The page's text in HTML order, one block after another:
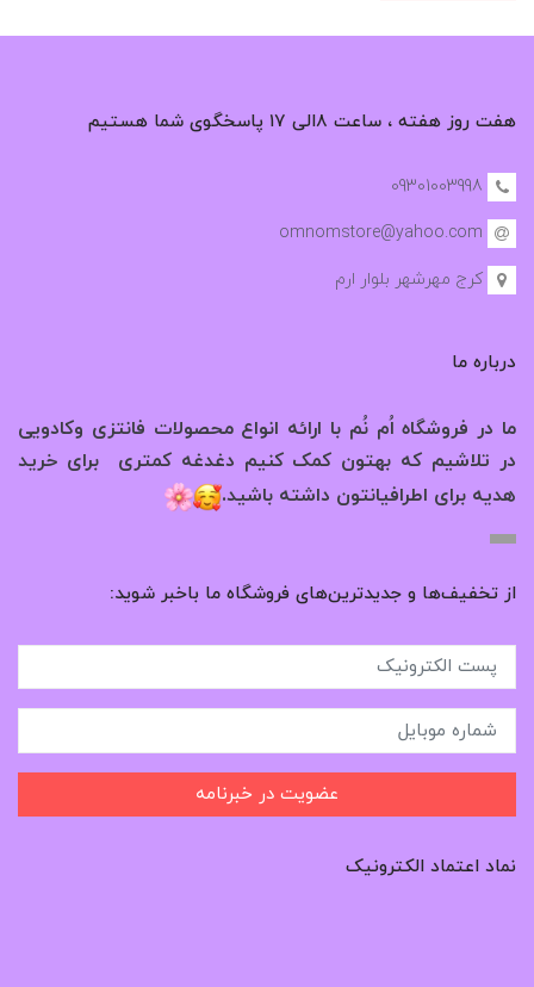
هفت روز هفته ، ساعت ۸الی ۱۷ پاسخگوی شما هستیم
09301003998
omnomstore@yahoo.com
کرج مهرشهر بلوار ارم
درباره ما
ما در فروشگاه اُم نُم با ارائه انواع محصولات فانتزی وکادویی
در تلاشیم که بهتون کمک کنیم دغدغه کمتری برای خرید
هدیه برای اطرافیانتون داشته باشید.
از تخفیف‌ها و جدیدترین‌های فروشگاه ما باخبر شوید:
عضویت در خبرنامه
نماد اعتماد الکترونیک